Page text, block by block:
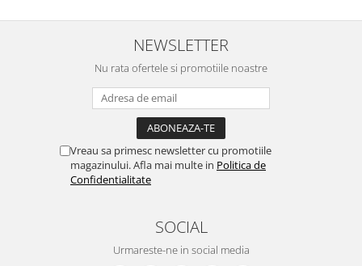
NEWSLETTER
Nu rata ofertele si promotiile noastre
Vreau sa primesc newsletter cu promotiile
magazinului. Afla mai multe in Politica de
Confidentialitate
SOCIAL
Urmareste-ne in social media